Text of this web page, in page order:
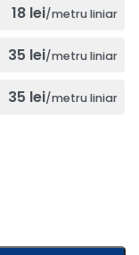
18 lei/metru liniar
35 lei/metru liniar
35 lei/metru liniar